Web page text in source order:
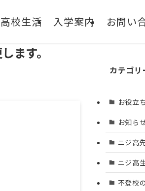
高校生活 入学案内 お問い
ます。
カテゴリ
お役立
お知ら
ニジ高
ニジ高
不登校